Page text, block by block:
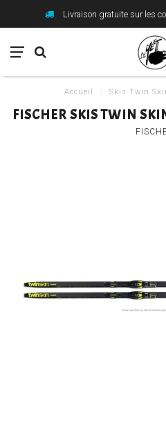
Livraison gratuite sur les
Accueil Skis Twin
FISCHER SKIS TWIN